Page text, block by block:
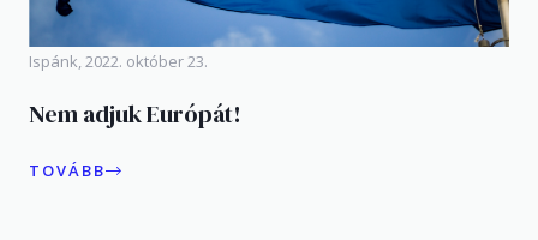
Ispánk, 2022. október 23.
Nem adjuk Európát!
TOVÁBB